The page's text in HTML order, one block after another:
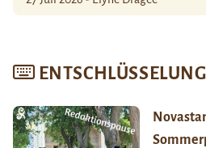
ENTSCHLÜSSELUNG